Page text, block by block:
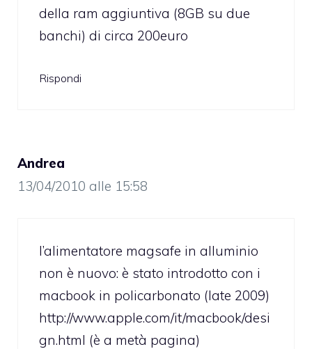
della ram aggiuntiva (8GB su due
banchi) di circa 200euro
Rispondi
Andrea
13/04/2010 alle 15:58
l’alimentatore magsafe in alluminio
non è nuovo: è stato introdotto con i
macbook in policarbonato (late 2009)
http://www.apple.com/it/macbook/desi
gn.html (è a metà pagina)